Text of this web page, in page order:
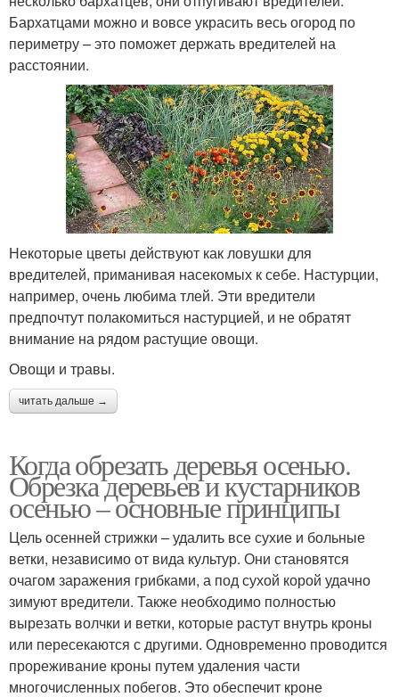
Бархатцами можно и вовсе украсить весь огород по
периметру – это поможет держать вредителей на
расстоянии.
Некоторые цветы действуют как ловушки для
вредителей, приманивая насекомых к себе. Настурции,
например, очень любима тлей. Эти вредители
предпочтут полакомиться настурцией, и не обратят
внимание на рядом растущие овощи.
Овощи и травы.
читать дальше →
Когда обрезать деревья осенью.
Обрезка деревьев и кустарников
осенью – основные принципы
Цель осенней стрижки – удалить все сухие и больные
ветки, независимо от вида культур. Они становятся
очагом заражения грибками, а под сухой корой удачно
зимуют вредители. Также необходимо полностью
вырезать волчки и ветки, которые растут внутрь кроны
или пересекаются с другими. Одновременно проводится
прореживание кроны путем удаления части
многочисленных побегов. Это обеспечит кроне